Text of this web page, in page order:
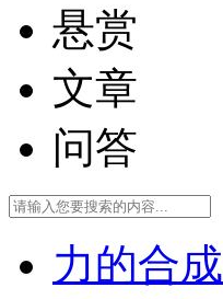
悬赏
文章
问答
力的合成